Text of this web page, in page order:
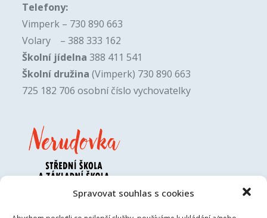
Spravovat souhlas s cookies
Telefony:
Vimperk – 730 890 663
Volary – 388 333 162
Školní jídelna 388 411 541
Školní družina (Vimperk) 730 890 663
725 182 706 osobní číslo vychovatelky